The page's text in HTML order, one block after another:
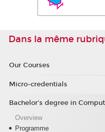
Dans la même
Our Courses
Micro-credentials
Bachelor’s degree in
Overview
Programme